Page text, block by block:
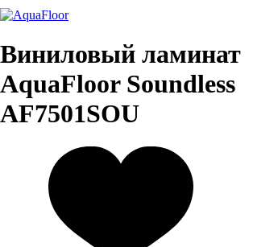
Виниловый ламинат
AquaFloor Soundless
AF7501SOU